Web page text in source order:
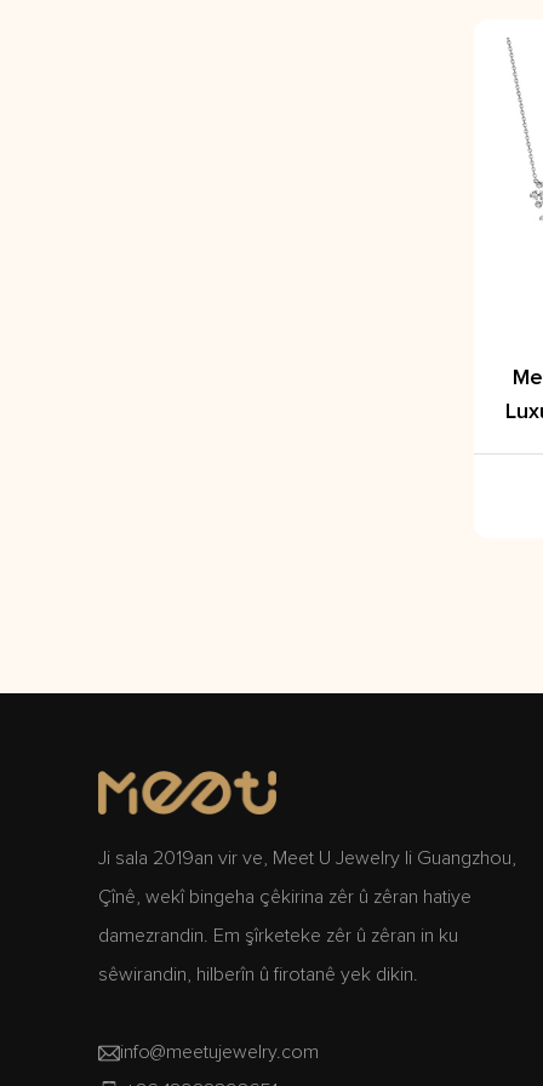
Ji sala 2019an vir ve, Meet U Jewelry li Guangzhou,
Çînê, wekî bingeha çêkirina zêr û zêran hatiye
damezrandin. Em şîrketeke zêr û zêran in ku
sêwirandin, hilberîn û firotanê yek dikin.
info@meetujewelry.com